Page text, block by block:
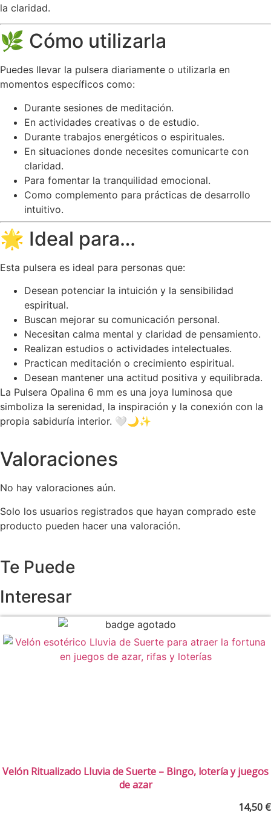
la claridad.
🌿 Cómo utilizarla
Puedes llevar la pulsera diariamente o utilizarla en
momentos específicos como:
Durante sesiones de meditación.
En actividades creativas o de estudio.
Durante trabajos energéticos o espirituales.
En situaciones donde necesites comunicarte con
claridad.
Para fomentar la tranquilidad emocional.
Como complemento para prácticas de desarrollo
intuitivo.
🌟 Ideal para…
Esta pulsera es ideal para personas que:
Desean potenciar la intuición y la sensibilidad
espiritual.
Buscan mejorar su comunicación personal.
Necesitan calma mental y claridad de pensamiento.
Realizan estudios o actividades intelectuales.
Practican meditación o crecimiento espiritual.
Desean mantener una actitud positiva y equilibrada.
La Pulsera Opalina 6 mm es una joya luminosa que
simboliza la serenidad, la inspiración y la conexión con la
propia sabiduría interior. 🤍🌙✨
Valoraciones
No hay valoraciones aún.
Solo los usuarios registrados que hayan comprado este
producto pueden hacer una valoración.
Te Puede
Interesar
Velón Ritualizado Lluvia de Suerte – Bingo, lotería y juegos
de azar
14,50 €